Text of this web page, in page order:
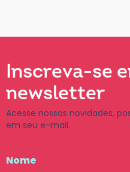
Inscreva-se
newsletter
Acesse nossas novidades,
em seu e-mail.
Nome